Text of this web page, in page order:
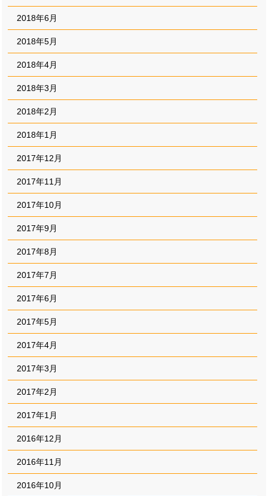
2018年6月
2018年5月
2018年4月
2018年3月
2018年2月
2018年1月
2017年12月
2017年11月
2017年10月
2017年9月
2017年8月
2017年7月
2017年6月
2017年5月
2017年4月
2017年3月
2017年2月
2017年1月
2016年12月
2016年11月
2016年10月